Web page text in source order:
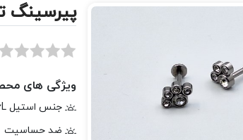
پیرسینگ
ویژگی های
جنس استیل 316L
ضد حساسیت